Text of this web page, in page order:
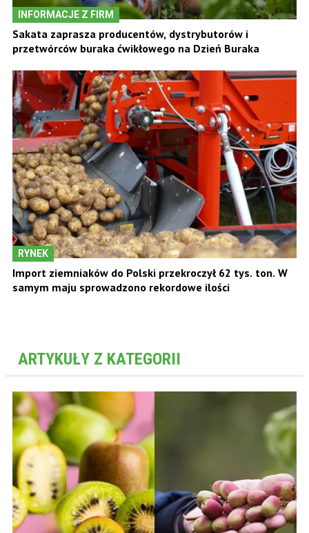
INFORMACJE Z FIRM
Sakata zaprasza producentów, dystrybutorów i
przetwórców buraka ćwikłowego na Dzień Buraka
RYNEK
Import ziemniaków do Polski przekroczył 62 tys. ton. W
samym maju sprowadzono rekordowe ilości
ARTYKUŁY Z KATEGORII